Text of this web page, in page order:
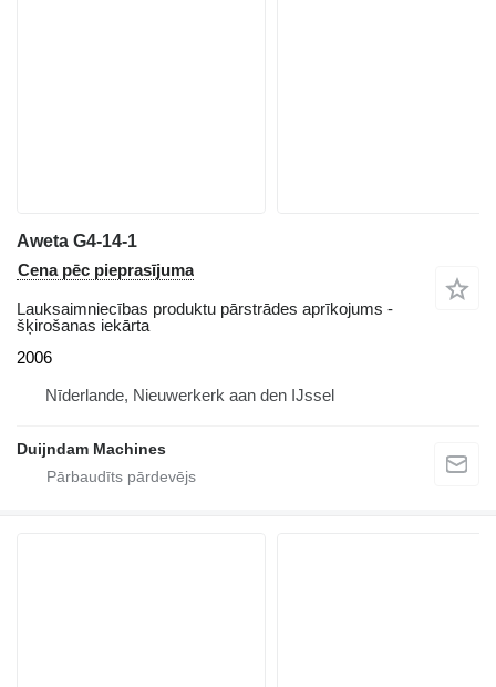
Aweta G4-14-1
Cena pēc pieprasījuma
Lauksaimniecības produktu pārstrādes aprīkojums -
šķirošanas iekārta
2006
Nīderlande, Nieuwerkerk aan den IJssel
Duijndam Machines